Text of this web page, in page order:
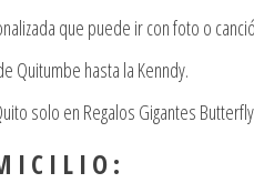
que puede ir con foto o
Quitumbe hasta la Kenndy.
solo en Regalos Gigantes
I C I L I O :